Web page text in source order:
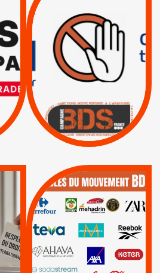
INTERNATIONAL ?
TRUMP, MACRON :
MÊME COMBAT
| Actus |
| Boycott militaire |
Lettres d'interpellation
QUE BOYCOTTER ?
BOYCOTT /
AXA BNP | CAF |
Carrefour | HP |
Keter |